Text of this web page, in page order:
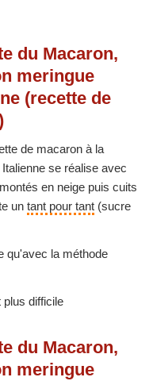
du Macaron,
meringue
(recette de
de macaron à la
se réalise avec
en neige puis cuits
un tant pour tant (sucre
qu'avec la méthode
plus difficile
du Macaron,
meringue